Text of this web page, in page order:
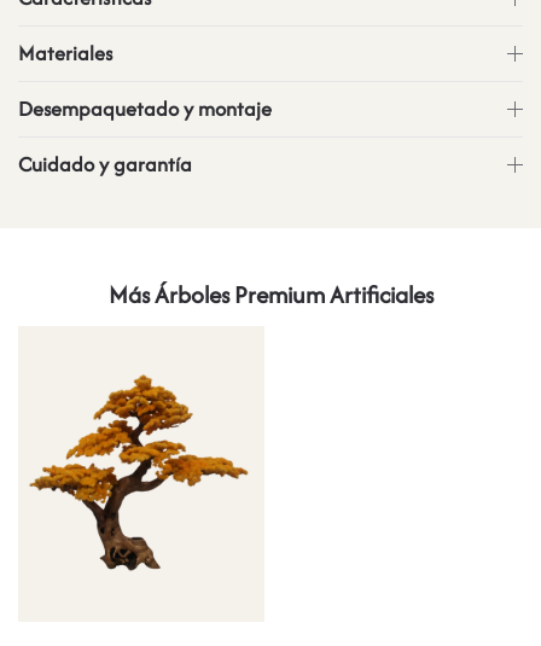
Materiales
Desempaquetado y montaje
Cuidado y garantía
Más Árboles Premium Artificiales